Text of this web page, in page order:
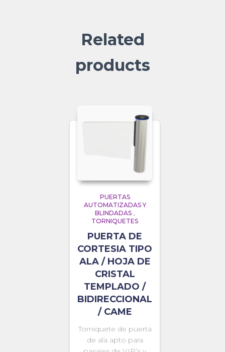
Related
products
PUERTAS
AUTOMATIZADAS Y
BLINDADAS ,
TORNIQUETES
PUERTA DE
CORTESIA TIPO
ALA / HOJA DE
CRISTAL
TEMPLADO /
BIDIRECCIONAL
/ CAME
Torniquete de puerta
de ala apto para